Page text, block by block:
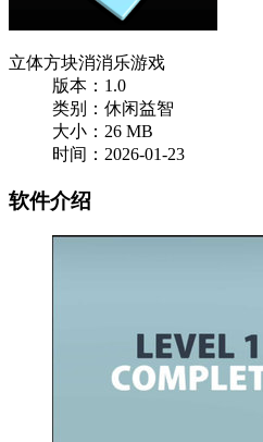
立体方块消消乐游戏
版本：1.0
类别：休闲益智
大小：26 MB
时间：2026-01-23
软件介绍